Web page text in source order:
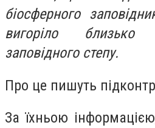
біосферного
вигоріло близько
заповідного степу.
Про це пишуть
За їхньою